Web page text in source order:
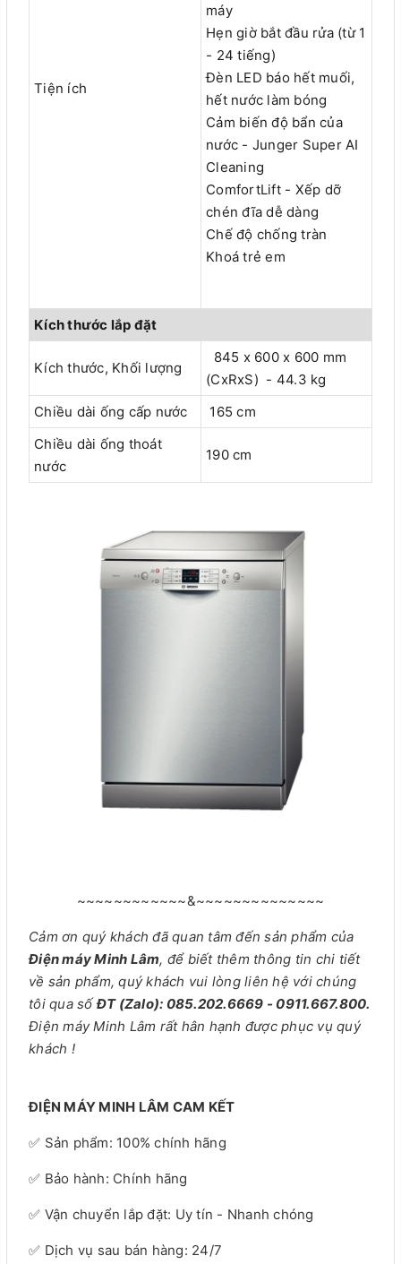
Tiện ích
máy
Hẹn giờ bắt đầu rửa (từ 1
- 24 tiếng)
Đèn LED báo hết muối,
hết nước làm bóng
Cảm biến độ bẩn của
nước - Junger Super AI
Cleaning
ComfortLift - Xếp dỡ
chén đĩa dễ dàng
Chế độ chống tràn
Khoá trẻ em
Kích thước lắp đặt
Kích thước, Khối lượng
845 x 600 x 600 mm
(CxRxS) - 44.3 kg
Chiều dài ống cấp nước
165 cm
Chiều dài ống thoát
nước
190 cm
~~~~~~~~~~~~&~~~~~~~~~~~~~~
Cảm ơn quý khách đã quan tâm đến sản phẩm của
Điện máy Minh Lâm, để biết thêm thông tin chi tiết
về sản phẩm, quý khách vui lòng liên hệ với chúng
tôi qua sốĐT (Zalo): 085.202.6669 - 0911.667.800.
Điện máy Minh Lâm rất hân hạnh được phục vụ quý
khách !
ĐIỆN MÁY MINH LÂM CAM KẾT
✅ Sản phẩm: 100% chính hãng
✅ Bảo hành: Chính hãng
✅ Vận chuyển lắp đặt: Uy tín - Nhanh chóng
✅ Dịch vụ sau bán hàng: 24/7